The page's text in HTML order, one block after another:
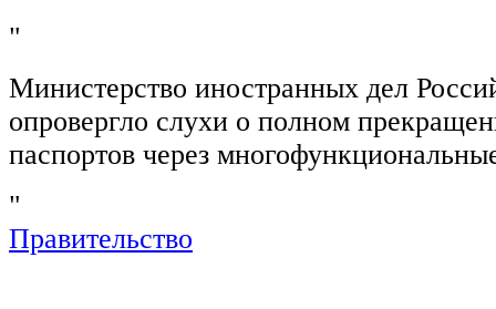
"
Министерство иностранных дел
опровергло слухи о полном
паспортов через
"
Правительство